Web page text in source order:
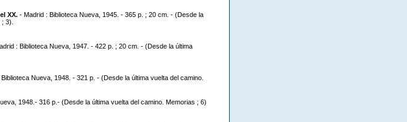
XX. - Madrid : Biblioteca Nueva, 1945. - 365 p. ; 20 cm. - (Desde la
3).
: Biblioteca Nueva, 1947. - 422 p. ; 20 cm. - (Desde la última
Nueva, 1948. - 321 p. - (Desde la última vuelta del camino.
1948.- 316 p.- (Desde la última vuelta del camino. Memorias ; 6)